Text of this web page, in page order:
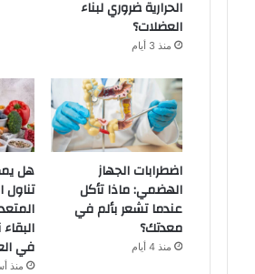
الحرارية ضروري لبناء
العضلات؟
منذ 3 أيام
اضطرابات الجهاز
الهضمي: ماذا تأكل
عندما تشعر بألم في
معدتك؟
منذ 4 أيام
هل
تناول
في
منذ